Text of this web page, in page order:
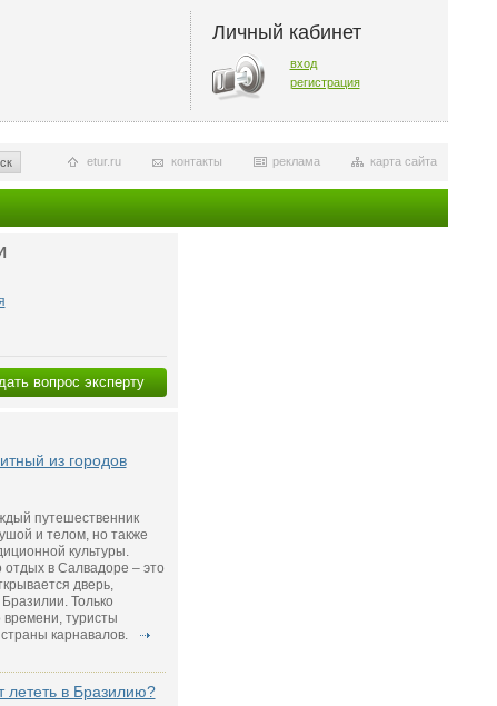
Личный кабинет
вход
регистрация
карта сайта
реклама
контакты
etur.ru
вопрос эксперту
из городов
путешественник
и телом, но также
культуры.
отдых в Салвадоре – это
дверь,
Только
времени, туристы
карнавалов.
лететь в Бразилию?